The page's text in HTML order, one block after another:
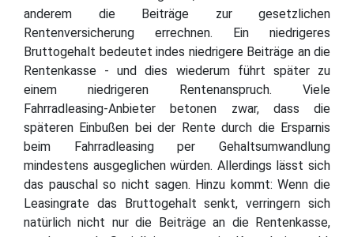
anderem die Beiträge zur gesetzlichen
Rentenversicherung errechnen. Ein niedrigeres
Bruttogehalt bedeutet indes niedrigere Beiträge an die
Rentenkasse - und dies wiederum führt später zu
einem niedrigeren Rentenanspruch. Viele
Fahrradleasing-Anbieter betonen zwar, dass die
späteren Einbußen bei der Rente durch die Ersparnis
beim Fahrradleasing per Gehaltsumwandlung
mindestens ausgeglichen würden. Allerdings lässt sich
das pauschal so nicht sagen. Hinzu kommt: Wenn die
Leasingrate das Bruttogehalt senkt, verringern sich
natürlich nicht nur die Beiträge an die Rentenkasse,